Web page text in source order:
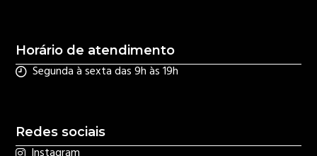
Horário de atendimento
Segunda à sexta das 9h às 19h
Redes sociais